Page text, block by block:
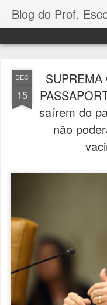
DEC
15
saírem do
não